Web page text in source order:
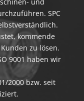
SPC
kommende
zu lösen.
9001 haben wir
2000 bzw. seit